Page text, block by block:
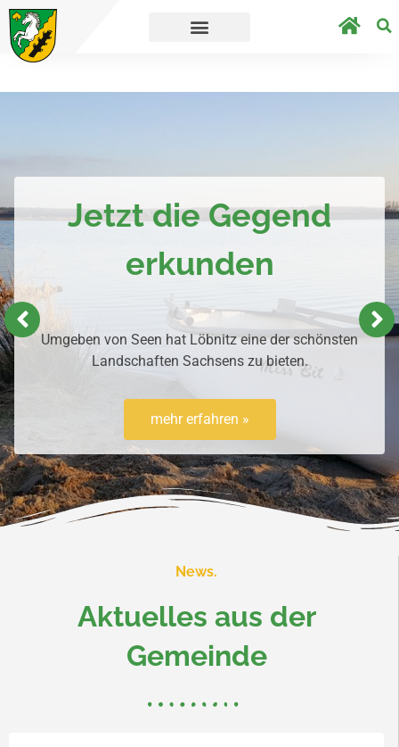
aufgrund von Bauarbeiten
Jetzt die Gegend
erkunden
Umgeben von Seen hat Löbnitz eine der schönsten
Landschaften Sachsens zu bieten.
mehr erfahren »
News.
Aktuelles aus der
Gemeinde